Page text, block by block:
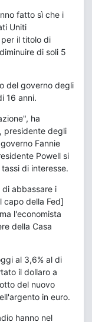
fatto sì che i
Uniti
il titolo di
di soli 5
del governo degli
16 anni.
ha
presidente degli
Fannie
Powell si
di interesse.
di abbassare i
capo della Fed]
l'economista
della Casa
al 3,6% al di
il dollaro a
del nuovo
in euro.
hanno nel